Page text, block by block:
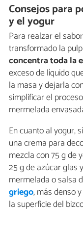
Consejos para
y el yogur
Para realzar el
transformado la
concentra toda la
exceso de líquido
la masa y dejarla
simplificar el
mermelada
En cuanto al yogur,
una crema para
mezcla con 75 g de
25 g de azúcar glas
mermelada o salsa
griego, más denso
la superficie del